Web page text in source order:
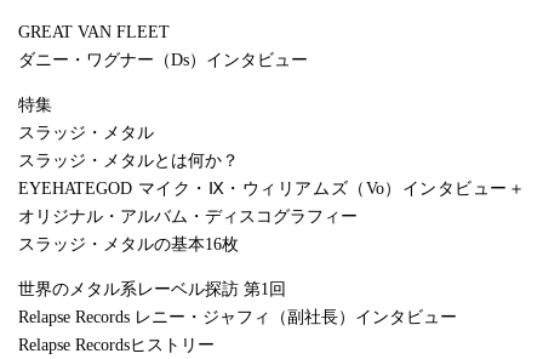
GREAT VAN FLEET
ダニー・ワグナー（Ds）インタビュー
特集
スラッジ・メタル
スラッジ・メタルとは何か？
EYEHATEGOD マイク・Ⅸ・ウィリアムズ（Vo）インタビュー＋
オリジナル・アルバム・ディスコグラフィー
スラッジ・メタルの基本16枚
世界のメタル系レーベル探訪 第1回
Relapse Records レニー・ジャフィ（副社長）インタビュー
Relapse Recordsヒストリー